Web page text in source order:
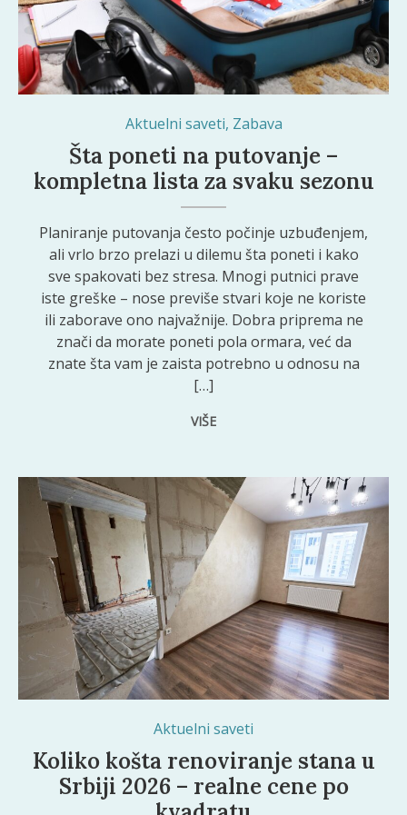
Aktuelni saveti, Zabava
Šta poneti na putovanje –
kompletna lista za svaku sezonu
Planiranje putovanja često počinje uzbuđenjem,
ali vrlo brzo prelazi u dilemu šta poneti i kako
sve spakovati bez stresa. Mnogi putnici prave
iste greške – nose previše stvari koje ne koriste
ili zaborave ono najvažnije. Dobra priprema ne
znači da morate poneti pola ormara, već da
znate šta vam je zaista potrebno u odnosu na
[…]
VIŠE
Aktuelni saveti
Koliko košta renoviranje stana u
Srbiji 2026 – realne cene po